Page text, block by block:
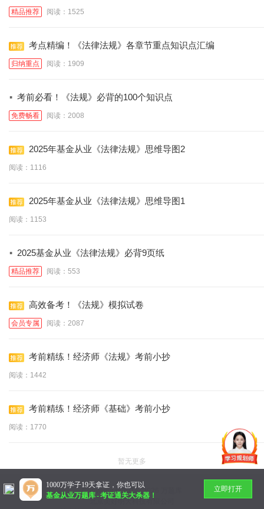
精品推荐 阅读：1525
考点精编！《法律法规》各章节重点知识点汇编
归纳重点 阅读：1909
· 考前必看！《法规》必背的100个知识点
免费畅看 阅读：2008
2025年基金从业《法律法规》思维导图2
阅读：1116
2025年基金从业《法律法规》思维导图1
阅读：1153
· 2025基金从业《法律法规》必背9页纸
精品推荐 阅读：553
高效备考！《法规》模拟试卷
会员专属 阅读：2087
考前精练！经济师《法规》考前小抄
阅读：1442
考前精练！经济师《基础》考前小抄
阅读：1770
暂无更多
Copyright © 2014- 2026 万题库
北京美好明天科技有限公司
1000万学子19天拿证，你也可以
基金从业万题库-考证通关大杀器！
立即打开